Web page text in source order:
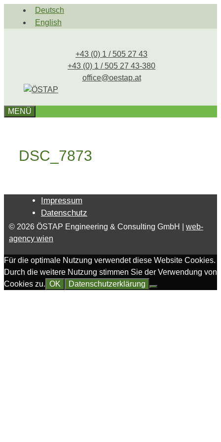
Deutsch
English
+43 (0) 1 / 505 27 43
+43 (0) 1 / 505 27 43-380
office@oestap.at
MENÜ
DSC_7873
Impressum
Datenschutz
© 2026 ÖSTAP Engineering & Consulting GmbH | web-
agency wien
Für die optimale Nutzung verwendet diese Website Cookies.
Durch die weitere Nutzung stimmen Sie der Verwendung von
Cookies zu. OK Datenschutzerklärung